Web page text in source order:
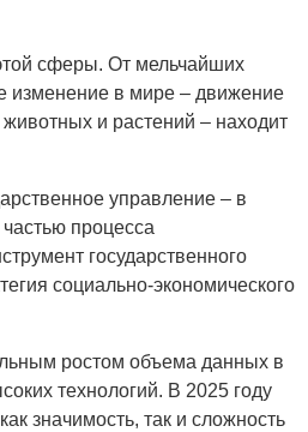
сферы. От мельчайших
изменение в мире – движение
и растений – находит
управление – в
процесса
государственного
социально-экономического
ростом объема данных в
технологий. В 2025 году
значимость, так и сложность